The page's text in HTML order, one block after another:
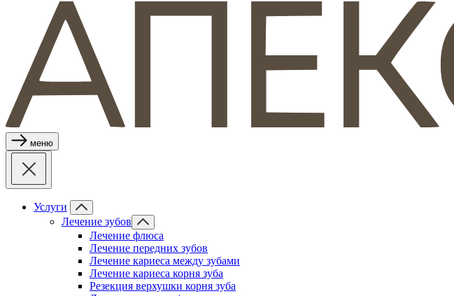
меню
Услуги
Лечение зубов
Лечение флюса
Лечение передних зубов
Лечение кариеса между зубами
Лечение кариеса корня зуба
Резекция верхушки корня зуба